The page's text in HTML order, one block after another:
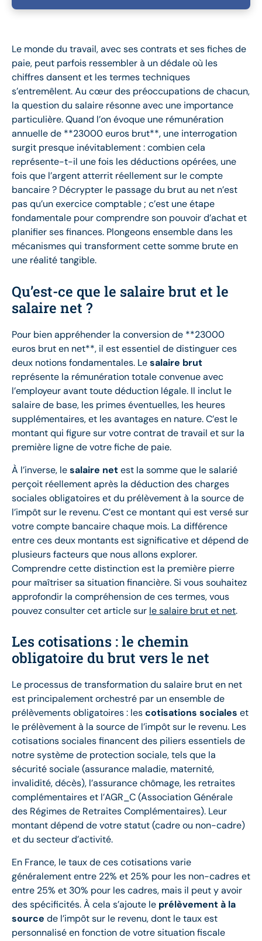
Le monde du travail, avec ses contrats et ses fiches de
paie, peut parfois ressembler à un dédale où les
chiffres dansent et les termes techniques
s’entremêlent. Au cœur des préoccupations de chacun,
la question du salaire résonne avec une importance
particulière. Quand l’on évoque une rémunération
annuelle de **23000 euros brut**, une interrogation
surgit presque inévitablement : combien cela
représente-t-il une fois les déductions opérées, une
fois que l’argent atterrit réellement sur le compte
bancaire ? Décrypter le passage du brut au net n’est
pas qu’un exercice comptable ; c’est une étape
fondamentale pour comprendre son pouvoir d’achat et
planifier ses finances. Plongeons ensemble dans les
mécanismes qui transforment cette somme brute en
une réalité tangible.
Qu’est-ce que le salaire brut et le
salaire net ?
Pour bien appréhender la conversion de **23000
euros brut en net**, il est essentiel de distinguer ces
deux notions fondamentales. Lesalaire brut
représente la rémunération totale convenue avec
l’employeur avant toute déduction légale. Il inclut le
salaire de base, les primes éventuelles, les heures
supplémentaires, et les avantages en nature. C’est le
montant qui figure sur votre contrat de travail et sur la
première ligne de votre fiche de paie.
À l’inverse, lesalaire netest la somme que le salarié
perçoit réellement après la déduction des charges
sociales obligatoires et du prélèvement à la source de
l’impôt sur le revenu. C’est ce montant qui est versé sur
votre compte bancaire chaque mois. La différence
entre ces deux montants est significative et dépend de
plusieurs facteurs que nous allons explorer.
Comprendre cette distinction est la première pierre
pour maîtriser sa situation financière. Si vous souhaitez
approfondir la compréhension de ces termes, vous
pouvez consulter cet article sur le salaire brut et net.
Les cotisations : le chemin
obligatoire du brut vers le net
Le processus de transformation du salaire brut en net
est principalement orchestré par un ensemble de
prélèvements obligatoires : lescotisations sociales et
le prélèvement à la source de l’impôt sur le revenu. Les
cotisations sociales financent des piliers essentiels de
notre système de protection sociale, tels que la
sécurité sociale (assurance maladie, maternité,
invalidité, décès), l’assurance chômage, les retraites
complémentaires et l’AGR_C (Association Générale
des Régimes de Retraites Complémentaires). Leur
montant dépend de votre statut (cadre ou non-cadre)
et du secteur d’activité.
En France, le taux de ces cotisations varie
généralement entre 22% et 25% pour les non-cadres et
entre 25% et 30% pour les cadres, mais il peut y avoir
des spécificités. À cela s’ajoute le prélèvement à la
source de l’impôt sur le revenu, dont le taux est
personnalisé en fonction de votre situation fiscale